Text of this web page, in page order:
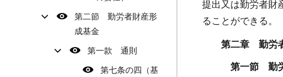
第二節 勤労者財産形
成基金
第一款 通則
第七条の四（基
提出又は勤労者財
ることができる。
第二章 勤労
第一節 勤